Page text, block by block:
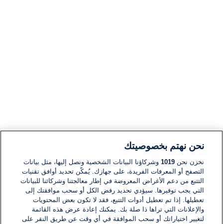
نحن نهتم بخصوصيتك
نخزن نحن1019 وشركاؤنا البيانات الشخصية ونصل إليها، مثل بيانات
التصفح أو المعرفات الفريدة، على جهازك. يُمكّن تحديد أوافق تقنيات
التتبع من دعم الأغراض المعروضة في إطار معالجتنا وشركائنا للبيانات
التي يجب توفيرها. سيؤدي تحديد رفض الكل أو سحب موافقتك إلى
تعطيلها. إذا تم تعطيل أدوات التتبع، فقد لا تكون بعض المحتويات
والإعلانات التي تراها ذا صلة بك. يمكنك إعادة عرض هذه القائمة
لتغيير اختياراتك أو سحب الموافقة في أي وقت عن طريق النقر على